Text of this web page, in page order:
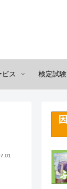
ス 検定試験